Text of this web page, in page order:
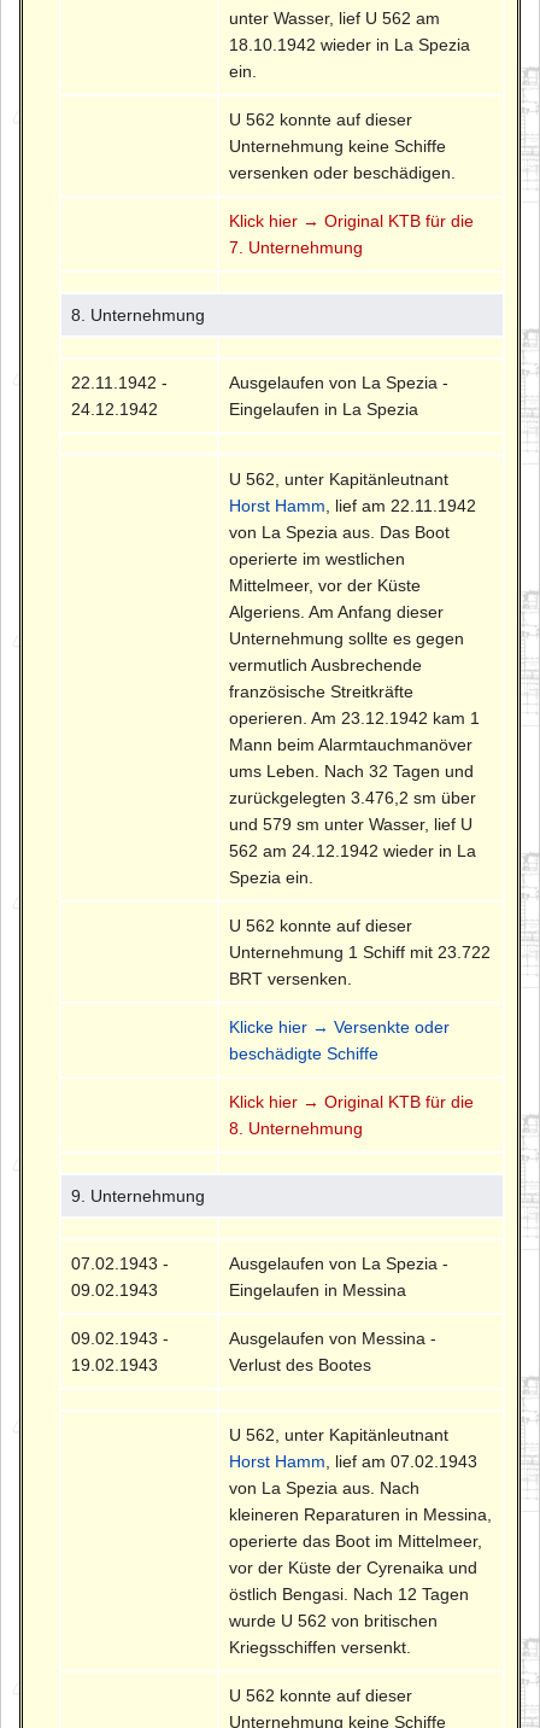
unter Wasser, lief U 562 am
18.10.1942 wieder in La Spezia
ein.
U 562 konnte auf dieser
Unternehmung keine Schiffe
versenken oder beschädigen.
Klick hier → Original KTB für die
7. Unternehmung
8. Unternehmung
22.11.1942 -
24.12.1942
Ausgelaufen von La Spezia -
Eingelaufen in La Spezia
U 562, unter Kapitänleutnant
Horst Hamm , lief am 22.11.1942
von La Spezia aus. Das Boot
operierte im westlichen
Mittelmeer, vor der Küste
Algeriens. Am Anfang dieser
Unternehmung sollte es gegen
vermutlich Ausbrechende
französische Streitkräfte
operieren. Am 23.12.1942 kam 1
Mann beim Alarmtauchmanöver
ums Leben. Nach 32 Tagen und
zurückgelegten 3.476,2 sm über
und 579 sm unter Wasser, lief U
562 am 24.12.1942 wieder in La
Spezia ein.
U 562 konnte auf dieser
Unternehmung 1 Schiff mit 23.722
BRT versenken.
Klicke hier → Versenkte oder
beschädigte Schiffe
Klick hier → Original KTB für die
8. Unternehmung
9. Unternehmung
07.02.1943 -
09.02.1943
Ausgelaufen von La Spezia -
Eingelaufen in Messina
09.02.1943 -
19.02.1943
Ausgelaufen von Messina -
Verlust des Bootes
U 562, unter Kapitänleutnant
Horst Hamm , lief am 07.02.1943
von La Spezia aus. Nach
kleineren Reparaturen in Messina,
operierte das Boot im Mittelmeer,
vor der Küste der Cyrenaika und
östlich Bengasi. Nach 12 Tagen
wurde U 562 von britischen
Kriegsschiffen versenkt.
U 562 konnte auf dieser
Unternehmung keine Schiffe